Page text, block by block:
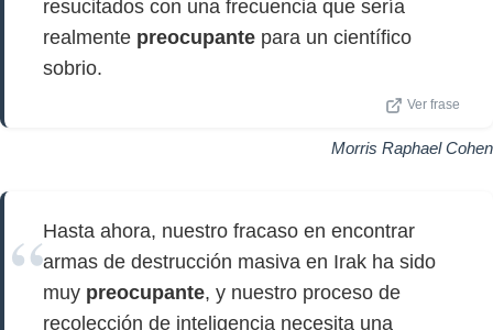
resucitados con una frecuencia que sería
realmente preocupante para un científico
sobrio.
Ver frase
Morris Raphael Cohen
Hasta ahora, nuestro fracaso en encontrar
armas de destrucción masiva en Irak ha sido
muy preocupante, y nuestro proceso de
recolección de inteligencia necesita una